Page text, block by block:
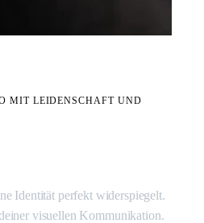
MIT LEIDENSCHAFT UND
Identität perfekt widerspiegelt.
visuellen Kommunikation.